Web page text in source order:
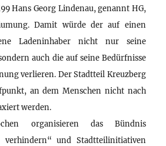
Hans Georg Lindenau, genannt HG,
Damit würde der auf einen
Ladeninhaber nicht nur seine
auch die auf seine Bedürfnisse
verlieren. Der Stadtteil Kreuzberg
an dem Menschen nicht nach
werden.
organisieren das Bündnis
verhindern“ und Stadtteilinitiativen